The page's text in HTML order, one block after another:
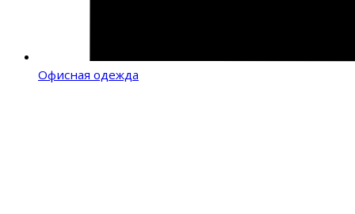
Офисная одежда